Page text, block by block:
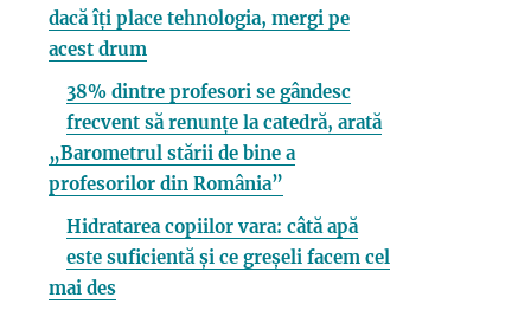
dacă îți place tehnologia, mergi pe
acest drum
38% dintre profesori se gândesc
frecvent să renunțe la catedră, arată
„Barometrul stării de bine a
profesorilor din România”
Hidratarea copiilor vara: câtă apă
este suficientă și ce greșeli facem cel
mai des